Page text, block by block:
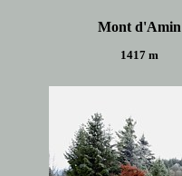
Mont d'Amin
1417 m